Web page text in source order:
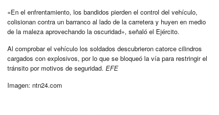
«En el enfrentamiento, los bandidos pierden el control del vehículo,
colisionan contra un barranco al lado de la carretera y huyen en medio
de la maleza aprovechando la oscuridad», señaló el Ejército.
Al comprobar el vehículo los soldados descubrieron catorce cilindros
cargados con explosivos, por lo que se bloqueó la vía para restringir el
tránsito por motivos de seguridad. EFE
Imagen: ntn24.com